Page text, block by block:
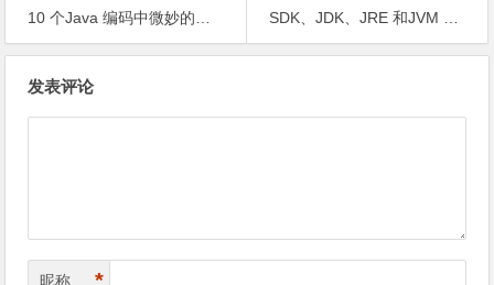
10 个Java 编码中微妙的最佳实践 SDK、JDK、JRE 和JVM 之间的关系
发表评论
昵称